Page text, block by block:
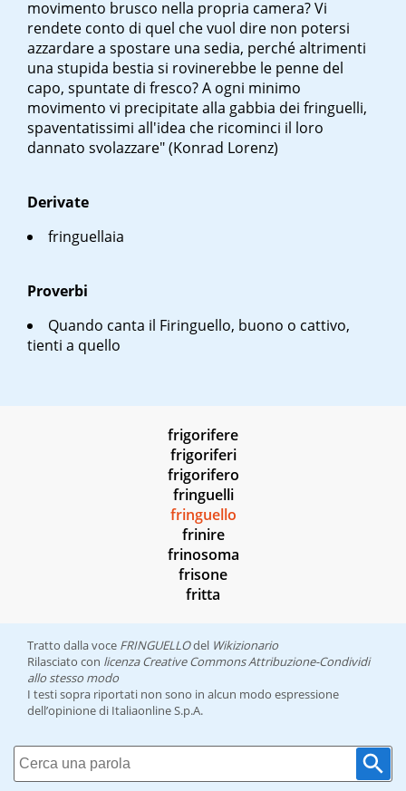
movimento brusco nella propria camera? Vi
rendete conto di quel che vuol dire non potersi
azzardare a spostare una sedia, perché altrimenti
una stupida bestia si rovinerebbe le penne del
capo, spuntate di fresco? A ogni minimo
movimento vi precipitate alla gabbia dei fringuelli,
spaventatissimi all'idea che ricominci il loro
dannato svolazzare" (Konrad Lorenz)
Derivate
fringuellaia
Proverbi
Quando canta il Firinguello, buono o cattivo,
tienti a quello
frigorifere
frigoriferi
frigorifero
fringuelli
fringuello
frinire
frinosoma
frisone
fritta
Tratto dalla voce FRINGUELLOdel Wikizionario
Rilasciato con licenza Creative Commons Attribuzione-Condividi
allo stesso modo
I testi sopra riportati non sono in alcun modo espressione
dell’opinione di Italiaonline S.p.A.